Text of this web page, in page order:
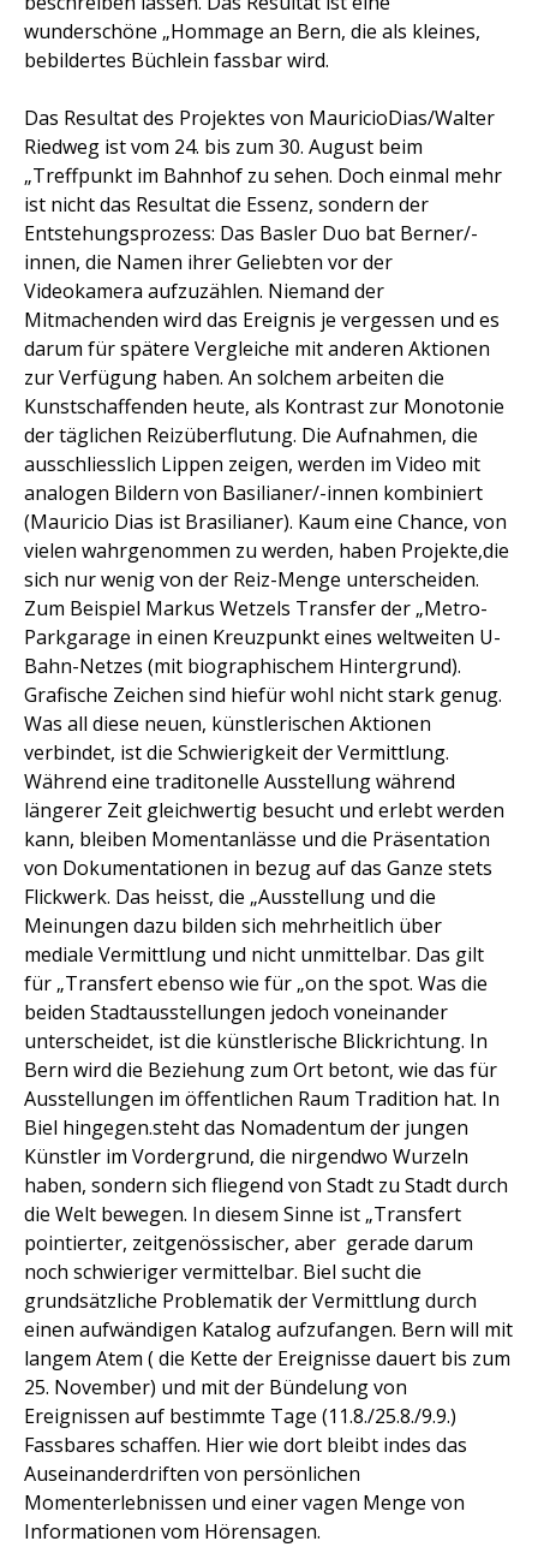
wunderschöne „Hommage an Bern, die als kleines,
bebildertes Büchlein fassbar wird.
Das Resultat des Projektes von MauricioDias/Walter
Riedweg ist vom 24. bis zum 30. August beim
„Treffpunkt im Bahnhof zu sehen. Doch einmal mehr
ist nicht das Resultat die Essenz, sondern der
Entstehungsprozess: Das Basler Duo bat Berner/-
innen, die Namen ihrer Geliebten vor der
Videokamera aufzuzählen. Niemand der
Mitmachenden wird das Ereignis je vergessen und es
darum für spätere Vergleiche mit anderen Aktionen
zur Verfügung haben. An solchem arbeiten die
Kunstschaffenden heute, als Kontrast zur Monotonie
der täglichen Reizüberflutung. Die Aufnahmen, die
ausschliesslich Lippen zeigen, werden im Video mit
analogen Bildern von Basilianer/-innen kombiniert
(Mauricio Dias ist Brasilianer). Kaum eine Chance, von
vielen wahrgenommen zu werden, haben Projekte,die
sich nur wenig von der Reiz-Menge unterscheiden.
Zum Beispiel Markus Wetzels Transfer der „Metro-
Parkgarage in einen Kreuzpunkt eines weltweiten U-
Bahn-Netzes (mit biographischem Hintergrund).
Grafische Zeichen sind hiefür wohl nicht stark genug.
Was all diese neuen, künstlerischen Aktionen
verbindet, ist die Schwierigkeit der Vermittlung.
Während eine traditonelle Ausstellung während
längerer Zeit gleichwertig besucht und erlebt werden
kann, bleiben Momentanlässe und die Präsentation
von Dokumentationen in bezug auf das Ganze stets
Flickwerk. Das heisst, die „Ausstellung und die
Meinungen dazu bilden sich mehrheitlich über
mediale Vermittlung und nicht unmittelbar. Das gilt
für „Transfert ebenso wie für „on the spot. Was die
beiden Stadtausstellungen jedoch voneinander
unterscheidet, ist die künstlerische Blickrichtung. In
Bern wird die Beziehung zum Ort betont, wie das für
Ausstellungen im öffentlichen Raum Tradition hat. In
Biel hingegen.steht das Nomadentum der jungen
Künstler im Vordergrund, die nirgendwo Wurzeln
haben, sondern sich fliegend von Stadt zu Stadt durch
die Welt bewegen. In diesem Sinne ist „Transfert
pointierter, zeitgenössischer, aber  gerade darum 
noch schwieriger vermittelbar. Biel sucht die
grundsätzliche Problematik der Vermittlung durch
einen aufwändigen Katalog aufzufangen. Bern will mit
langem Atem ( die Kette der Ereignisse dauert bis zum
25. November) und mit der Bündelung von
Ereignissen auf bestimmte Tage (11.8./25.8./9.9.)
Fassbares schaffen. Hier wie dort bleibt indes das
Auseinanderdriften von persönlichen
Momenterlebnissen und einer vagen Menge von
Informationen vom Hörensagen.